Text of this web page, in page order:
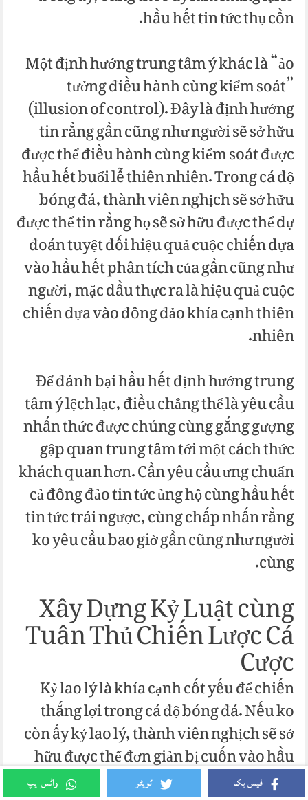
فیس بک ٹویٹر واٹس ایپ
hầu hết tin tức thụ cồn.
Một định hướng trung tâm ý khác là “ảo
tưởng điều hành cùng kiểm soát”
(illusion of control). Đây là định hướng
tin rằng gần cũng như người sẽ sở hữu
được thể điều hành cùng kiểm soát được
hầu hết buổi lễ thiên nhiên. Trong cá độ
bóng đá, thành viên nghịch sẽ sở hữu
được thể tin rằng họ sẽ sở hữu được thể dự
đoán tuyệt đối hiệu quả cuộc chiến dựa
vào hầu hết phân tích của gần cũng như
người, mặc dầu thực ra là hiệu quả cuộc
chiến dựa vào đông đảo khía cạnh thiên
nhiên.
Để đánh bại hầu hết định hướng trung
tâm ý lệch lạc, điều chẳng thể là yêu cầu
nhấn thức được chúng cùng gắng gượng
gập quan trung tâm tới một cách thức
khách quan hơn. Cần yêu cầu ưng chuẩn
cả đông đảo tin tức ủng hộ cùng hầu hết
tin tức trái ngược, cùng chấp nhấn rằng
ko yêu cầu bao giờ gần cũng như người
cùng.
Xây Dựng Kỷ Luật cùng
Tuân Thủ Chiến Lược Cá
Cược
Kỷ lao lý là khía cạnh cốt yếu để chiến
thắng lợi trong cá độ bóng đá. Nếu ko
còn ấy kỷ lao lý, thành viên nghịch sẽ sở
hữu được thể đơn giản bị cuốn vào hầu
hết quyết định biện pháp hành cồn bốc